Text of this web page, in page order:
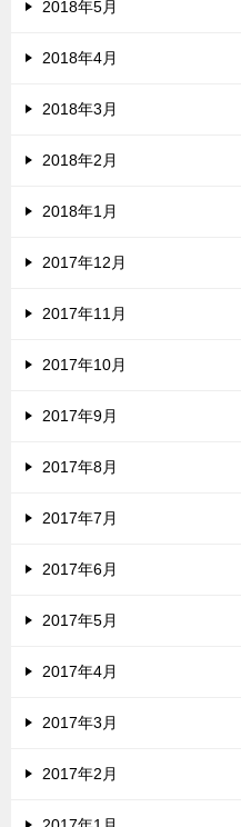
2018年5月
2018年4月
2018年3月
2018年2月
2018年1月
2017年12月
2017年11月
2017年10月
2017年9月
2017年8月
2017年7月
2017年6月
2017年5月
2017年4月
2017年3月
2017年2月